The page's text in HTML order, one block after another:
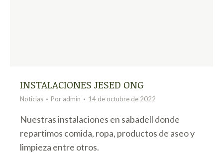
INSTALACIONES JESED ONG
Noticias Por admin 14 de octubre de 2022
Nuestras instalaciones en sabadell donde
repartimos comida, ropa, productos de aseo y
limpieza entre otros.